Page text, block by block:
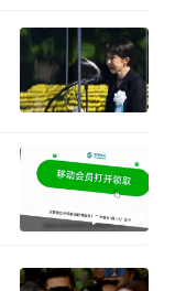
00:15